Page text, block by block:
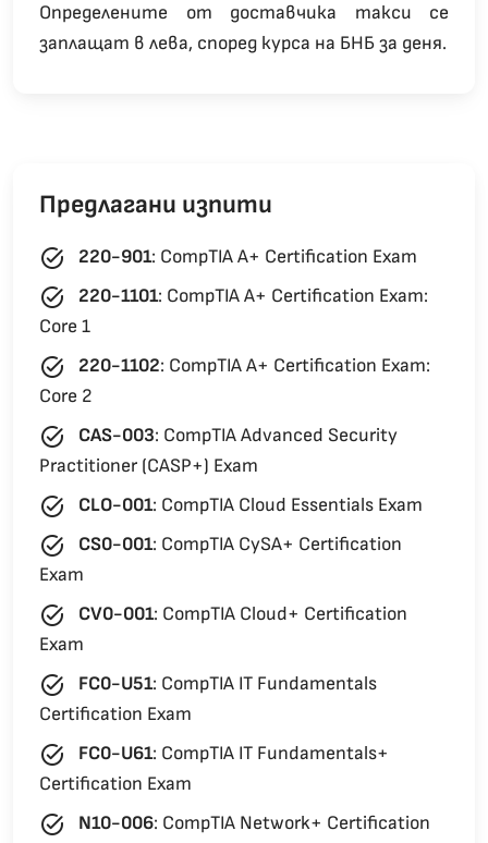
Определените от доставчика такси се
заплащат в лева, според курса на БНБ за деня.
Предлагани изпити
task_alt
220-901: CompTIA A+ Certification Exam
task_alt 220-1101: CompTIA A+ Certification Exam:
Core 1
task_alt 220-1102: CompTIA A+ Certification Exam:
Core 2
task_alt CAS-003: CompTIA Advanced Security
Practitioner (CASP+) Exam
task_alt CLO-001: CompTIA Cloud Essentials Exam
task_alt CS0-001: CompTIA CySA+ Certification
Exam
task_alt CV0-001: CompTIA Cloud+ Certification
Exam
task_alt FC0-U51: CompTIA IT Fundamentals
Certification Exam
task_alt FC0-U61: CompTIA IT Fundamentals+
Certification Exam
task_alt N10-006: CompTIA Network+ Certification